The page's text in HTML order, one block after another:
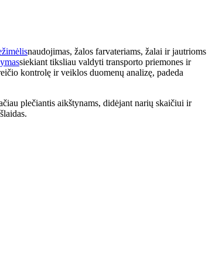
naudojimas, žalos farvateriams, žalai ir jautrioms
siekiant tiksliau valdyti transporto priemones ir
kontrolę ir veiklos duomenų analizę, padeda
plečiantis aikštynams, didėjant narių skaičiui ir